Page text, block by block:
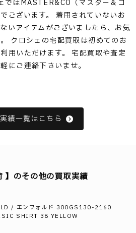
はMASTER&CO（マスター＆コ
ございます。 着用されていないお
いアイテムがございましたら、お気
クロシェの宅配買取は初めてのお
用いただけます。 宅配買取や査定
にご連絡下さいませ。
績一覧はこちら
】のその他の買取実績
/ エンフォルド 300GS130-2160
SHIRT 38 YELLOW